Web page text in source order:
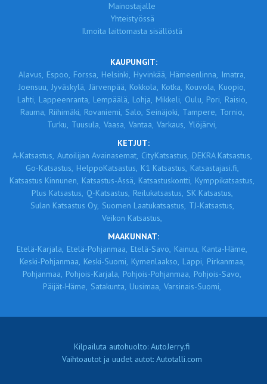
Mainostajalle
Yhteistyössä
Ilmoita laittomasta sisällöstä
KAUPUNGIT:
Alavus, Espoo, Forssa, Helsinki, Hyvinkää, Hämeenlinna, Imatra,
Joensuu, Jyväskylä, Järvenpää, Kokkola, Kotka, Kouvola, Kuopio,
Lahti, Lappeenranta, Lempäälä, Lohja, Mikkeli, Oulu, Pori, Raisio,
Rauma, Riihimäki, Rovaniemi, Salo, Seinäjoki, Tampere, Tornio,
Turku, Tuusula, Vaasa, Vantaa, Varkaus, Ylöjärvi,
KETJUT:
A-Katsastus, Autoilijan Avainasemat, CityKatsastus, DEKRA Katsastus,
Go-Katsastus, HelppoKatsastus, K1 Katsastus, Katsastajasi.fi,
Katsastus Kinnunen, Katsastus-Ässä, Katsastuskontti, Kymppikatsastus,
Plus Katsastus, Q-Katsastus, Reilukatsastus, SK Katsastus,
Sulan Katsastus Oy, Suomen Laatukatsastus, TJ-Katsastus,
Veikon Katsastus,
MAAKUNNAT:
Etelä-Karjala, Etelä-Pohjanmaa, Etelä-Savo, Kainuu, Kanta-Häme,
Keski-Pohjanmaa, Keski-Suomi, Kymenlaakso, Lappi, Pirkanmaa,
Pohjanmaa, Pohjois-Karjala, Pohjois-Pohjanmaa, Pohjois-Savo,
Päijät-Häme, Satakunta, Uusimaa, Varsinais-Suomi,
Kilpailuta autohuolto: AutoJerry.fi
Vaihtoautot ja uudet autot: Autotalli.com